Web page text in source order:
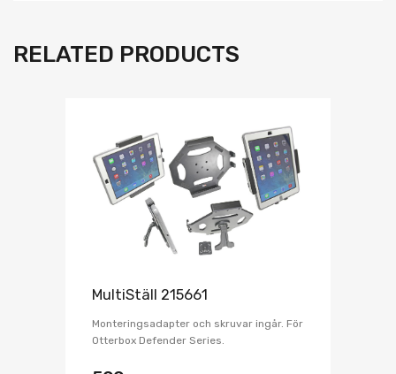
RELATED PRODUCTS
MultiStäll 215661
Monteringsadapter och skruvar ingår. För
Otterbox Defender Series.